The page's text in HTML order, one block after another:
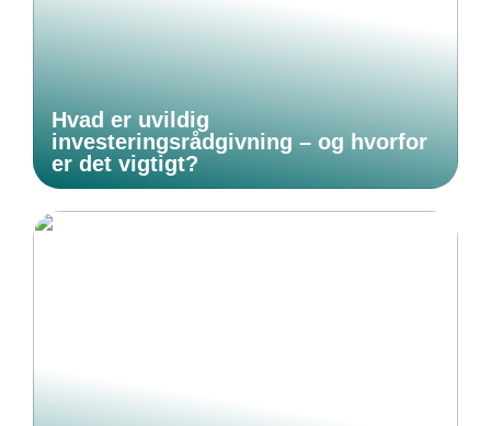
Hvad er uvildig
investeringsrådgivning – og hvorfor
er det vigtigt?